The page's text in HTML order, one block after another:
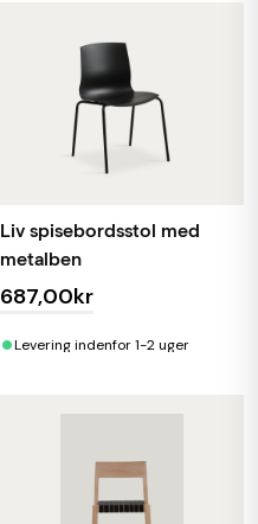
Liv spisebordsstol med
metalben
687,00kr
•Levering indenfor 1-2 uger